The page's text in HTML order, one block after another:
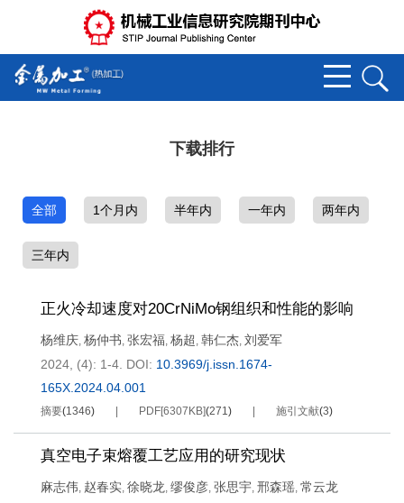
下载排行
全部 1个月内 半年内 一年内 两年内
三年内
正火冷却速度对20CrNiMo钢组织和性能的影响
杨维庆, 杨仲书, 张宏福, 杨超 , 韩仁杰, 刘爱军
2024, (4): 1-4. DOI: 10.3969/j.issn.1674-
165X.2024.04.001
摘要(1346) PDF[6307KB](271) 施引文献(3)
真空电子束熔覆工艺应用的研究现状
麻志伟, 赵春实, 徐晓龙, 缪俊彦, 张思宇, 邢森瑶, 常云龙